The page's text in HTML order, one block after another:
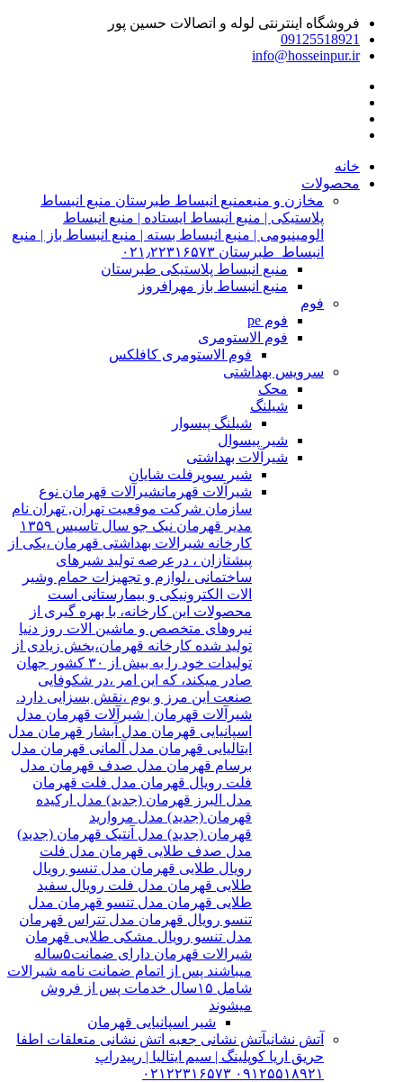
فروشگاه اینترنتی لوله و اتصالات حسین پور
09125518921
info@hosseinpur.ir
خانه
محصولات
مخازن و منبعمنبع انبساط طبرستان منبع انبساط
پلاستیکی | منبع انبساط ایستاده | منبع انبساط
الومینیومی | منبع انبساط بسته | منبع انبساط باز | منبع
انبساط طبرستان ۰۲۱٫۲۲۳۱۶۵۷۳
منبع انبساط پلاستیکی طبرستان
منبع انبساط باز مهرافروز
فوم
فوم pe
فوم الاستومری
فوم الاستومری کافلکس
سرویس بهداشتی
محک
شیلنگ
شیلنگ پیسوار
شیر پیسوال
شیرآلات بهداشتی
شیر سوپرفلت شایان
شیرآلات قهرمانشیرآلات قهرمان نوع
سازمان شرکت موقعیت تهران, تهران نام
مدیر قهرمان نیک جو سال تاسیس ۱۳۵۹
کارخانه شیرالات بهداشتی قهرمان ،یکی از
پیشتازان ، درعرصه تولید شیرهای
ساختمانی ،لوازم و تجهیزات حمام وشیر
الات الکترونیکی و بیمارستانی است
محصولات این کارخانه، با بهره گیری از
نیروهای متخصص و ماشین الات روز دنیا
تولید شده کارخانه قهرمان،بخش زیادی از
تولیدات خود را به بیش از ۳۰ کشور جهان
صادر میکند، که این امر ،در شکوفایی
صنعت این مرز و بوم ،نقش بسزایی دارد.
شیرآلات قهرمان | شیرآلات قهرمان مدل
اسپانیایی قهرمان مدل آبشار قهرمان مدل
ایتالیایی قهرمان مدل آلمانی قهرمان مدل
برسام قهرمان مدل صدف قهرمان مدل
فلت رویال قهرمان مدل فلت قهرمان
مدل البرز قهرمان (جدید) مدل ارکیده
قهرمان (جدید) مدل مروارید
قهرمان (جدید) مدل آنتیک قهرمان (جدید)
مدل صدف طلایی قهرمان مدل فلت
رویال طلایی قهرمان مدل تنسو رویال
طلایی قهرمان مدل فلت رویال سفید
طلایی قهرمان مدل تنسو قهرمان مدل
تنسو رویال قهرمان مدل تتراس قهرمان
مدل تنسو رویال مشکی طلایی قهرمان
شیرالات قهرمان دارای ضمانت۵ساله
میباشند پس از اتمام ضمانت نامه شیرالات
شامل ۱۵سال خدمات پس از فروش
میشوند
شیر اسپانیایی قهرمان
آتش نشانیآتش نشانی جعبه اتش نشانی متعلقات اطفا
حریق اریا کوپلینگ | سیم ایتالیا | رپیدراپ
۰۹۱۲۵۵۱۸۹۲۱ ۰۲۱۲۲۳۱۶۵۷۳